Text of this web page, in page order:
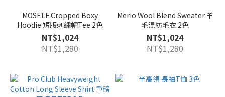
MOSELF Cropped Boxy
Hoodie 短版刺繡帽Tee 2色
NT$1,024
NT$1,280
Merio Wool Blend Sweater 羊
毛混紡毛衣 2色
NT$1,024
NT$1,280